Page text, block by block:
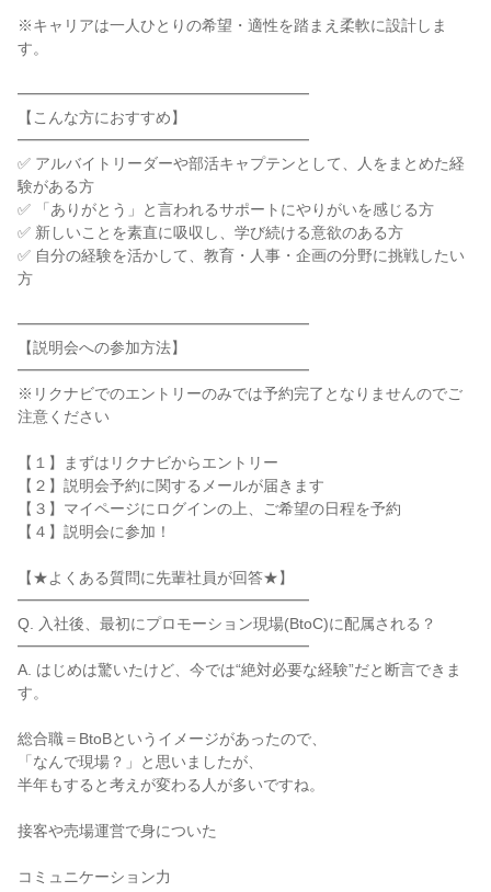
※キャリアは一人ひとりの希望・適性を踏まえ柔軟に設計しま
す。
━━━━━━━━━━━━━━━━━━━
【こんな方におすすめ】
━━━━━━━━━━━━━━━━━━━
✅ アルバイトリーダーや部活キャプテンとして、人をまとめた経
験がある方
✅ 「ありがとう」と言われるサポートにやりがいを感じる方
✅ 新しいことを素直に吸収し、学び続ける意欲のある方
✅ 自分の経験を活かして、教育・人事・企画の分野に挑戦したい
方
━━━━━━━━━━━━━━━━━━━
【説明会への参加方法】
━━━━━━━━━━━━━━━━━━━
※リクナビでのエントリーのみでは予約完了となりませんのでご
注意ください
【１】まずはリクナビからエントリー
【２】説明会予約に関するメールが届きます
【３】マイページにログインの上、ご希望の日程を予約
【４】説明会に参加！
【★よくある質問に先輩社員が回答★】
━━━━━━━━━━━━━━━━━━━
Q. 入社後、最初にプロモーション現場(BtoC)に配属される？
━━━━━━━━━━━━━━━━━━━
A. はじめは驚いたけど、今では“絶対必要な経験”だと断言できま
す。
総合職＝BtoBというイメージがあったので、
「なんで現場？」と思いましたが、
半年もすると考えが変わる人が多いですね。
接客や売場運営で身についた
コミュニケーション力